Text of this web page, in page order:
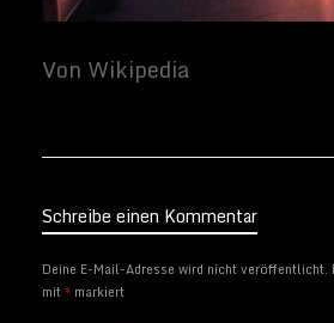
Schreibe einen Kommentar
Deine E-Mail-Adresse wird nicht veröffentlicht.
mit* markiert